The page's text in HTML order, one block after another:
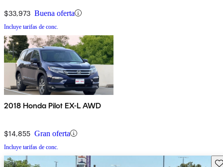
$33,973 Buena oferta
Incluye tarifas de conc.
2018 Honda Pilot EX-L AWD
$14,855 Gran oferta
Incluye tarifas de conc.